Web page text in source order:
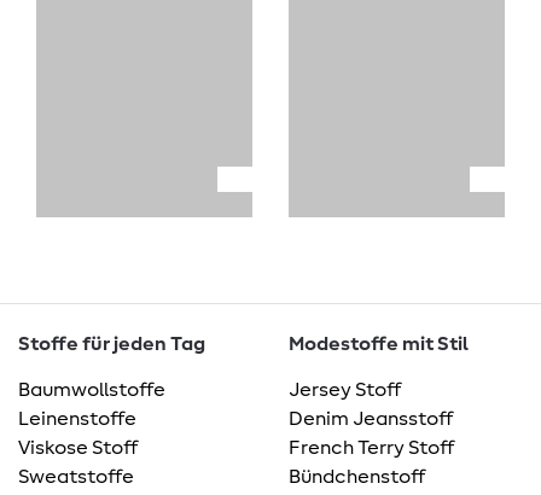
Stoffe für jeden Tag
Baumwollstoffe
Leinenstoffe
Viskose Stoff
Sweatstoffe
Modestoffe mit Stil
Jersey Stoff
Denim Jeansstoff
French Terry Stoff
Bündchenstoff